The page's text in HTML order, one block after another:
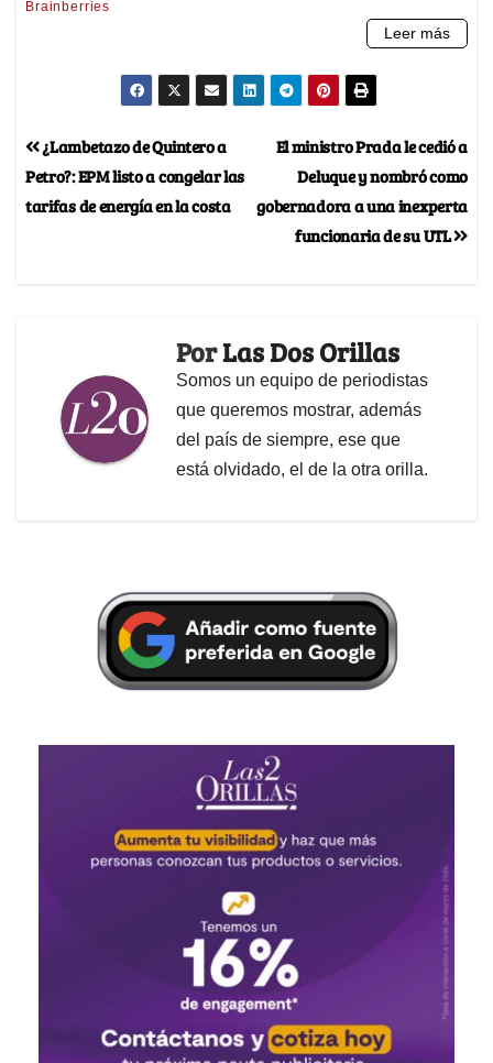
El ministro Prada le cedió a
Deluque y nombró como
gobernadora a una inexperta
funcionaria de su UTL
¿Lambetazo de Quintero a
Petro?: EPM listo a congelar las
tarifas de energía en la costa
PorLas Dos Orillas
Somos un equipo de periodistas
que queremos mostrar, además
del país de siempre, ese que
está olvidado, el de la otra orilla.